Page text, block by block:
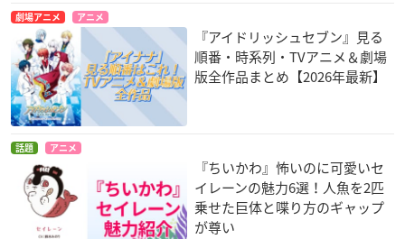
劇場アニメ アニメ
『アイドリッシュセブン』見る
順番・時系列・TVアニメ＆劇場
版全作品まとめ【2026年最新】
話題 アニメ
『ちいかわ』怖いのに可愛いセ
イレーンの魅力6選！人魚を2匹
乗せた巨体と喋り方のギャップ
が尊い